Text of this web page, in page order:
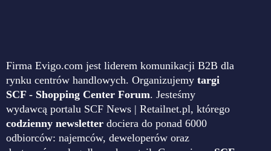
Firma Evigo.com jest liderem komunikacji B2B dla
rynku centrów handlowych. Organizujemy targi
SCF - Shopping Center Forum. Jesteśmy
wydawcą portalu SCF News | Retailnet.pl, którego
codzienny newsletter dociera do ponad 6000
odbiorców: najemców, deweloperów oraz